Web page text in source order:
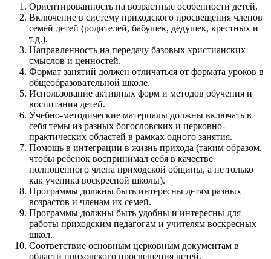
Ориентированность на возрастные особенности детей.
Включение в систему приходского просвещения членов
семей детей (родителей, бабушек, дедушек, крестных и
т.д.).
Направленность на передачу базовых христианских
смыслов и ценностей.
Формат занятий должен отличаться от формата уроков в
общеобразовательной школе.
Использование активных форм и методов обучения и
воспитания детей.
Учебно-методические материалы должны включать в
себя темы из разных богословских и церковно-
практических областей в рамках одного занятия.
Помощь в интеграции в жизнь прихода (таким образом,
чтобы ребенок воспринимал себя в качестве
полноценного члена приходской общины, а не только
как ученика воскресной школы).
Программы должны быть интересны детям разных
возрастов и членам их семей.
Программы должны быть удобны и интересны для
работы приходским педагогам и учителям воскресных
школ.
Соответствие основным церковным документам в
области приходского просвещения детей.